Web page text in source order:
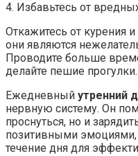
4. Избавьтесь от
Откажитесь от курения
они являются
Проводите больше
делайте пешие прогулки.
Ежедневный утренний
нервную систему. Он
проснуться, но и
позитивными эмоциями,
течение дня для